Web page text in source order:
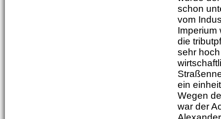
schon
vom
Imperium
die
sehr
ein
Wegen
war der